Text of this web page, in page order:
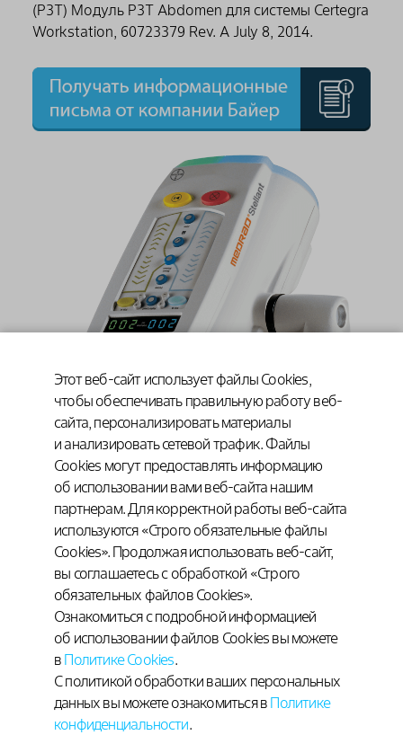
(P3T) Модуль P3T Abdomen для системы Certegra
Workstation, 60723379 Rev. A July 8, 2014.
Пройти обучающую симуляцию по
инъекционной системе
Пользовательское соглашение
Политика Cookies
Политика обработки
персональных данных
© 2020–2026 АО «БАЙЕР»
107113, Москва, 3-я Рыбинская ул., 18, стр. 2.
Телефон: +7 (495) 231-12-00.
Этот веб-сайт использует файлы Cookies,
чтобы обеспечивать правильную работу веб-
сайта, персонализировать материалы
и анализировать сетевой трафик. Файлы
Cookies могут предоставлять информацию
об использовании вами веб-сайта нашим
партнерам. Для корректной работы веб-сайта
используются «Строго обязательные файлы
Cookies». Продолжая использовать веб-сайт,
вы соглашаетесь с обработкой «Строго
обязательных файлов Cookies».
Ознакомиться с подробной информацией
об использовании файлов Cookies вы можете
в Политике Cookies.
С политикой обработки ваших персональных
данных вы можете ознакомиться в Политике
конфиденциальности.